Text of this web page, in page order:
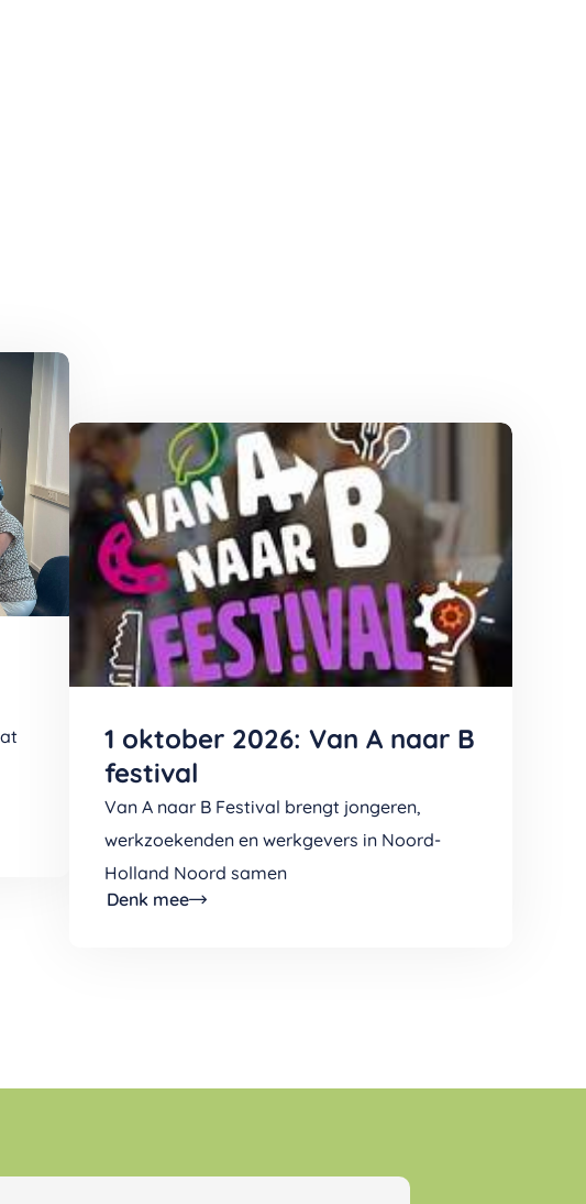
1 oktober 2026: Van A naar B
festival
Van A naar B Festival brengt jongeren,
werkzoekenden en werkgevers in Noord-
Holland Noord samen
Denk mee